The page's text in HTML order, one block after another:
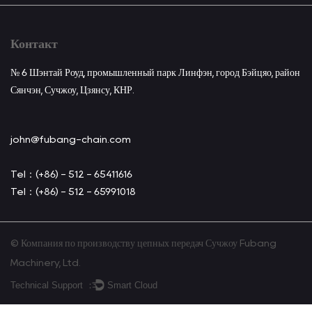
Контакт
№ 6 Шэнтай Роуд, промышленный парк Линфэн, город Бэйцяо, район
Сянчэн, Сучжоу, Цзянсу, КНР.
john@fubang-chain.com
Tel：(+86) - 512 - 65411616
Tel：(+86) - 512 - 65991018
© Компания по производству цепных передач Сучжоу Fubang
Machinery, Ltd.
Technical Support ： Smart Cloud